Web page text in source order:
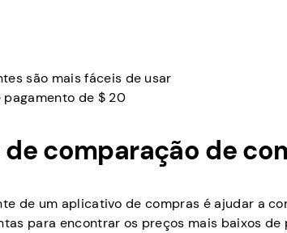
são mais fáceis de usar
de $ 20
comparação de
de um aplicativo de compras é ajudar a
para encontrar os preços mais baixos